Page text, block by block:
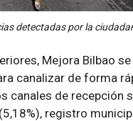
detectadas por la
Mejora Bilbao se
canalizar de forma
canales de recepción
registro